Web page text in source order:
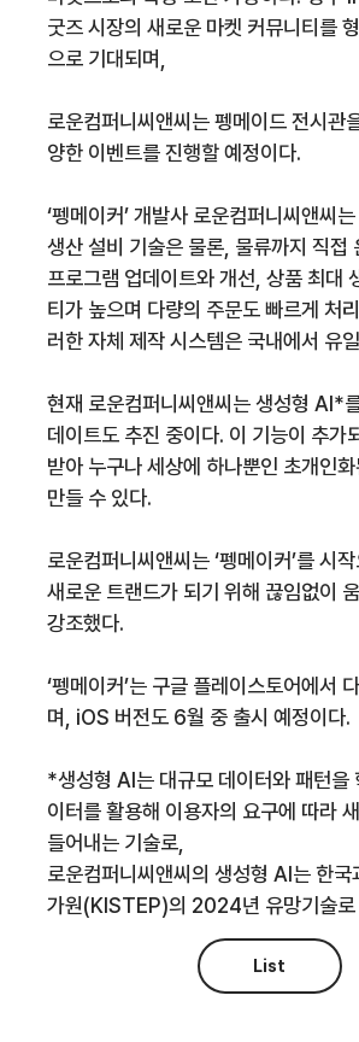
굿즈 시장의 새로운 마켓 커뮤니티를
으로 기대되며,
로운컴퍼니씨앤씨는 펭메이드 전시관
양한 이벤트를 진행할 예정이다.
‘펭메이커’ 개발사 로운컴퍼니씨앤씨
생산 설비 기술은 물론, 물류까지 직접
프로그램 업데이트와 개선, 상품 최대
티가 높으며 다량의 주문도 빠르게 처
러한 자체 제작 시스템은 국내에서 유
현재 로운컴퍼니씨앤씨는 생성형 AI*
데이트도 추진 중이다. 이 기능이 추가
받아 누구나 세상에 하나뿐인 초개인
만들 수 있다.
로운컴퍼니씨앤씨는 ‘펭메이커’를 시
새로운 트랜드가 되기 위해 끊임없이
강조했다.
‘펭메이커’는 구글 플레이스토어에서
며, iOS 버전도 6월 중 출시 예정이다.
*생성형 AI는 대규모 데이터와 패턴을
이터를 활용해 이용자의 요구에 따라
들어내는 기술로,
로운컴퍼니씨앤씨의 생성형 AI는 한국
가원(KISTEP)의 2024년 유망기술로
List